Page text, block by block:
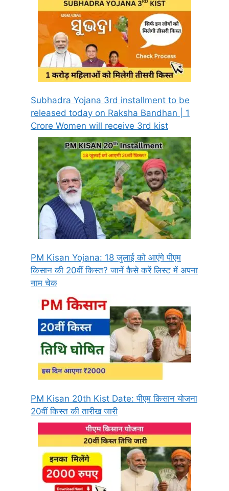
Subhadra Yojana 3rd installment to be
released today on Raksha Bandhan | 1
Crore Women will receive 3rd kist
PM Kisan Yojana: 18 जुलाई को आएंगे पीएम
किसान की 20वीं किस्त? जानें कैसे करें लिस्ट में अपना
नाम चेक
PM Kisan 20th Kist Date: पीएम किसान योजना
20वीं किस्त की तारीख जारी